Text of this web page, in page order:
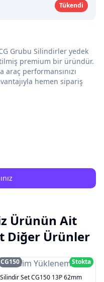
Tükendi
Grubu Silindirler yedek
premium bir üründür.
araç performansınızı
hemen sipariş
Ürünün Ait
Diğer Ürünler
Resim Yüklenemedi
CG150
Stokta
Silindir Set CG150 13P 62mm